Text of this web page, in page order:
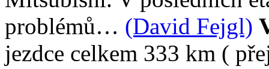
problémů… (David Fejgl)
jezdce celkem 333 km (